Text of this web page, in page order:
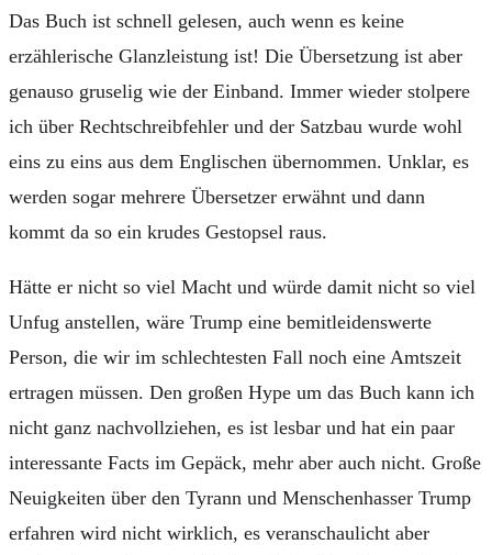
Das Buch ist schnell gelesen, auch wenn es keine
erzählerische Glanzleistung ist! Die Übersetzung ist aber
genauso gruselig wie der Einband. Immer wieder stolpere
ich über Rechtschreibfehler und der Satzbau wurde wohl
eins zu eins aus dem Englischen übernommen. Unklar, es
werden sogar mehrere Übersetzer erwähnt und dann
kommt da so ein krudes Gestopsel raus.
Hätte er nicht so viel Macht und würde damit nicht so viel
Unfug anstellen, wäre Trump eine bemitleidenswerte
Person, die wir im schlechtesten Fall noch eine Amtszeit
ertragen müssen. Den großen Hype um das Buch kann ich
nicht ganz nachvollziehen, es ist lesbar und hat ein paar
interessante Facts im Gepäck, mehr aber auch nicht. Große
Neuigkeiten über den Tyrann und Menschenhasser Trump
erfahren wird nicht wirklich, es veranschaulicht aber